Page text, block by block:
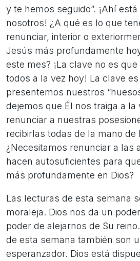
y te hemos seguido”. ¡Ahí
nosotros! ¿A qué es lo que
renunciar, interior o
Jesús más profundamente
este mes? ¡La clave no es
todos a la vez hoy! La clave
presentemos nuestros
dejemos que Él nos traiga a la
renunciar a nuestras
recibirlas todas de la mano de
¿Necesitamos renunciar a las
hacen autosuficientes para
más profundamente en Dios?
Las lecturas de esta semana
moraleja. Dios nos da un
poder de alejarnos de Su
de esta semana también son
esperanzador. Dios está